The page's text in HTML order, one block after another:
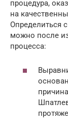
процедура,
на
Определиться
можно после
процесса: